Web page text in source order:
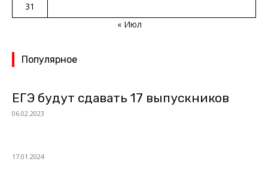
31
« Июл
Популярное
ЕГЭ будут сдавать 17 выпускников
06.02.2023
17.01.2024